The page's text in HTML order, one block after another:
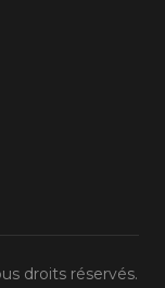
droits réservés.